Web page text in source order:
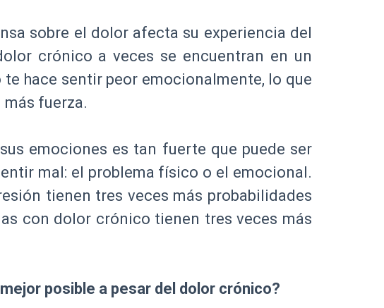
sobre el dolor afecta su experiencia del
crónico a veces se encuentran en un
hace sentir peor emocionalmente, lo que
fuerza.
emociones es tan fuerte que puede ser
mal: el problema físico o el emocional.
tienen tres veces más probabilidades
con dolor crónico tienen tres veces más
posible a pesar del dolor crónico?